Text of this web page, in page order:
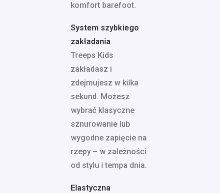
komfort barefoot.
System szybkiego
zakładania
Treeps Kids
zakładasz i
zdejmujesz w kilka
sekund. Możesz
wybrać klasyczne
sznurowanie lub
wygodne zapięcie na
rzepy – w zależności
od stylu i tempa dnia.
Elastyczna